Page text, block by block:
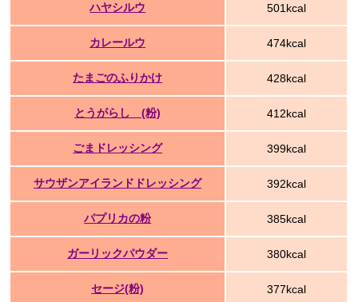
ハヤシルウ 501kcal
カレールウ 474kcal
たまごのふりかけ 428kcal
とうがらし (粉) 412kcal
ごまドレッシング 399kcal
サウザンアイランドドレッシング 392kcal
パプリカの粉 385kcal
ガーリックパウダー 380kcal
セージ(粉) 377kcal